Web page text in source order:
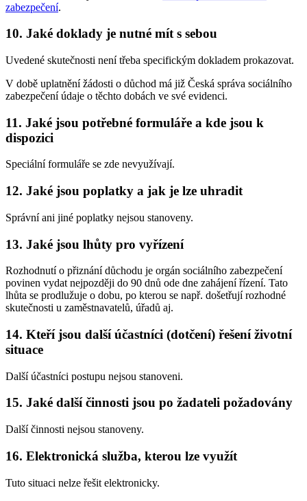
zabezpečení.
10. Jaké doklady je nutné mít s sebou
Uvedené skutečnosti není třeba specifickým dokladem prokazovat.
V době uplatnění žádosti o důchod má již Česká správa sociálního
zabezpečení údaje o těchto dobách ve své evidenci.
11. Jaké jsou potřebné formuláře a kde jsou k
dispozici
Speciální formuláře se zde nevyužívají.
12. Jaké jsou poplatky a jak je lze uhradit
Správní ani jiné poplatky nejsou stanoveny.
13. Jaké jsou lhůty pro vyřízení
Rozhodnutí o přiznání důchodu je orgán sociálního zabezpečení
povinen vydat nejpozději do 90 dnů ode dne zahájení řízení. Tato
lhůta se prodlužuje o dobu, po kterou se např. došetřují rozhodné
skutečnosti u zaměstnavatelů, úřadů aj.
14. Kteří jsou další účastníci (dotčení) řešení životní
situace
Další účastníci postupu nejsou stanoveni.
15. Jaké další činnosti jsou po žadateli požadovány
Další činnosti nejsou stanoveny.
16. Elektronická služba, kterou lze využít
Tuto situaci nelze řešit elektronicky.